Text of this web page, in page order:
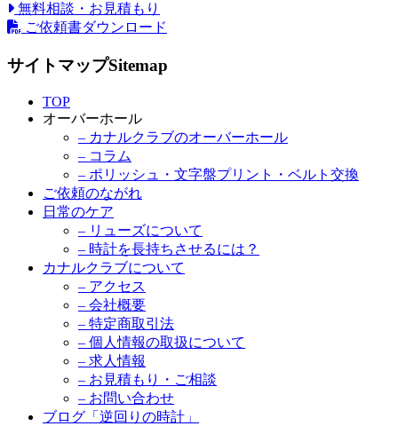
無料相談・お見積もり
ご依頼書ダウンロード
サイトマップSitemap
TOP
オーバーホール
– カナルクラブのオーバーホール
– コラム
– ポリッシュ・文字盤プリント・ベルト交換
ご依頼のながれ
日常のケア
– リューズについて
– 時計を長持ちさせるには？
カナルクラブについて
– アクセス
– 会社概要
– 特定商取引法
– 個人情報の取扱について
– 求人情報
– お見積もり・ご相談
– お問い合わせ
ブログ「逆回りの時計」